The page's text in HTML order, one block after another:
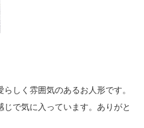
しく雰囲気のあるお人形です。
で気に入っています。ありがと